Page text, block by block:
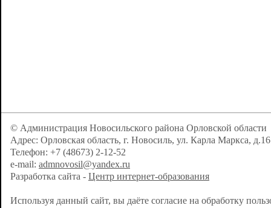
© Администрация Новосильского района Орловской области
Адрес: Орловская область, г. Новосиль, ул. Карла Маркса, д.16
Телефон: +7 (48673) 2-12-52
e-mail: admnovosil@yandex.ru
Разработка сайта - Центр интернет-образования
Используя данный сайт, вы даёте согласие на обработку